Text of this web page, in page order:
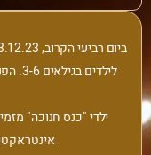
לילדים בגילאים 3-6. הפנינג פעילויות ומופע מיוחד לכבוד חג החנוכה.